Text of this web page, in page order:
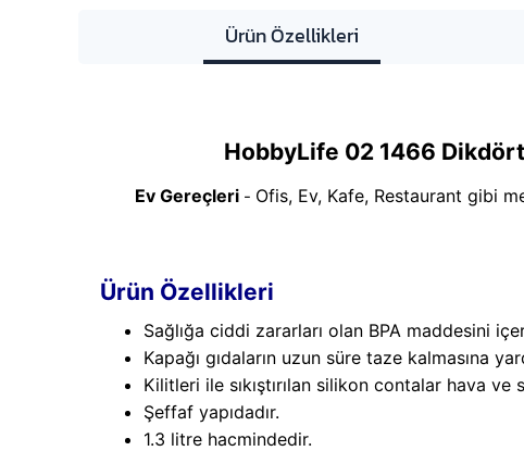
Ürün Özellikleri
HobbyLife 02 1466
Ev Gereçleri - Ofis, Ev, Kafe, Restaurant gibi
Ürün Özellikleri
Sağlığa ciddi zararları olan BPA maddesini
Kapağı gıdaların uzun süre taze kalmasına
Kilitleri ile sıkıştırılan silikon contalar hava ve
Şeffaf yapıdadır.
1.3 litre hacmindedir.